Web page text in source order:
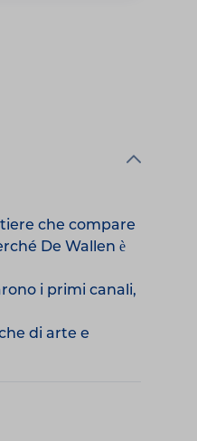
che compare
De Wallen è
i primi canali,
di arte e